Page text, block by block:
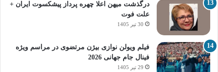
درگذشت میهن اعلا چهره پرداز پیشکسوت ایران +
علت فوت
30 تیر 1405
فیلم ویولن نوازی بیژن مرتضوی در مراسم ویژه
فینال جام جهانی 2026
29 تیر 1405